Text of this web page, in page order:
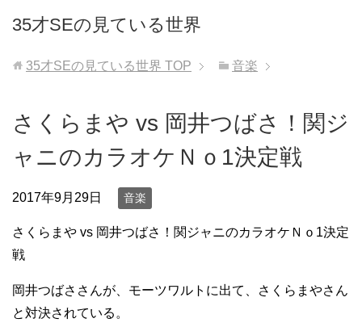
35才SEの見ている世界
35才SEの見ている世界 TOP 音楽
さくらまや vs 岡井つばさ！関ジ
ャニのカラオケＮｏ1決定戦
2017年9月29日 音楽
さくらまや vs 岡井つばさ！関ジャニのカラオケＮｏ1決定
戦
岡井つばささんが、モーツワルトに出て、さくらまやさん
と対決されている。